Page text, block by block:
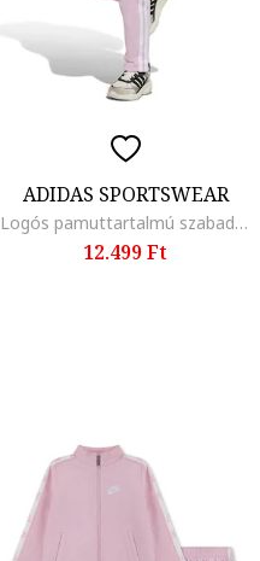
ADIDAS SPORTSWEAR
Logós pamuttartalmú szabadidőruha, Pasztellrózsaszín/Fehér
12.499 Ft